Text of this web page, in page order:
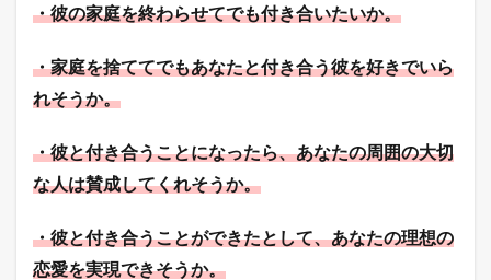
・彼の家庭を終わらせてでも付き合いたいか。
・家庭を捨ててでもあなたと付き合う彼を好きでいら
れそうか。
・彼と付き合うことになったら、あなたの周囲の大切
な人は賛成してくれそうか。
・彼と付き合うことができたとして、あなたの理想の
恋愛を実現できそうか。